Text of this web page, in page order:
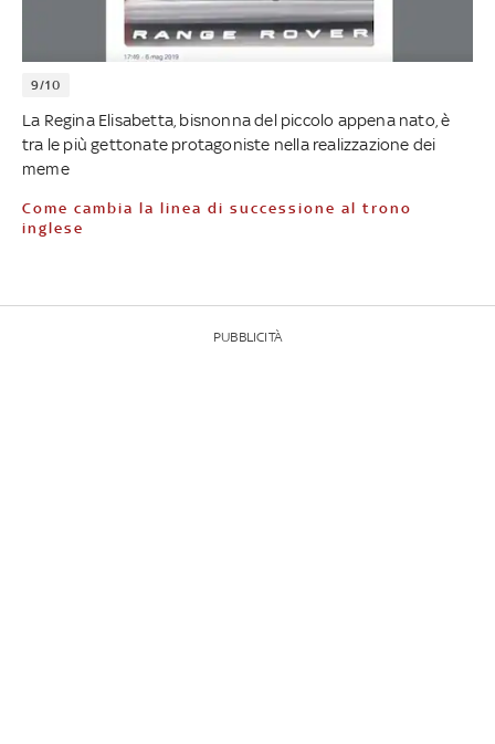
9/10
La Regina Elisabetta, bisnonna del piccolo appena nato, è
tra le più gettonate protagoniste nella realizzazione dei
meme
Come cambia la linea di successione al trono
inglese
PUBBLICITÀ